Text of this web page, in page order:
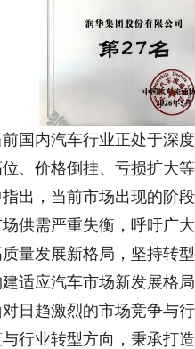
前国内汽车行业正处于深
位、价格倒挂、亏损扩大
出，当前市场出现的阶
供需严重失衡，呼吁广
量发展新格局，坚持转
适应汽车市场新发展格局
对日趋激烈的市场竞争与
与行业转型方向，秉承打